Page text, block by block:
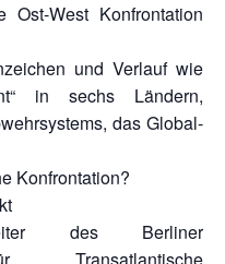
West Konfrontation
und Verlauf wie
in sechs Ländern,
das Global-
Konfrontation?
des Berliner